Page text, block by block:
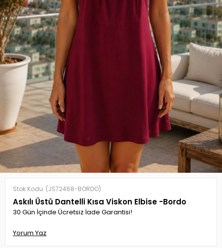
Stok Kodu (JS72468-BORDO)
Askılı Üstü Dantelli Kısa Viskon Elbise -Bordo
30 Gün İçinde Ücretsiz İade Garantisi!
Yorum Yaz